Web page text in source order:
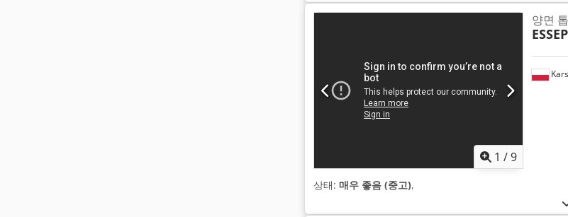
1 /9
양면
상태: 매우 좋음 (중고),